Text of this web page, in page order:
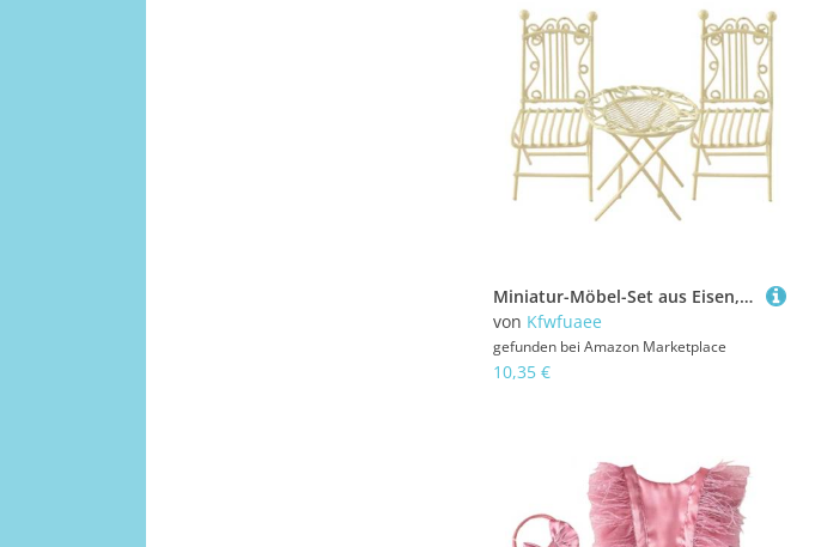
Miniatur-Möbel-Set aus Eisen, handgefertigt, mit Beistelltisch und Stuhl, 1/12 Puppen, Modell Garten, Terrasse, Szene, Ausstellungszubehör
von Kfwfuaee
gefunden bei Amazon Marketplace
10,35 €